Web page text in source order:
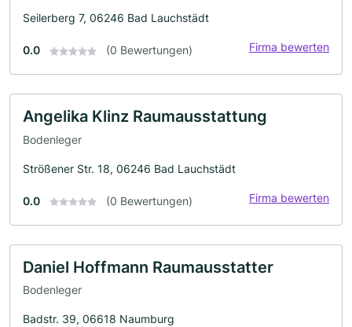
Seilerberg 7, 06246 Bad Lauchstädt
0.0 (0 Bewertungen) Firma bewerten
Angelika Klinz Raumausstattung
Bodenleger
Strößener Str. 18, 06246 Bad Lauchstädt
0.0 (0 Bewertungen) Firma bewerten
Daniel Hoffmann Raumausstatter
Bodenleger
Badstr. 39, 06618 Naumburg